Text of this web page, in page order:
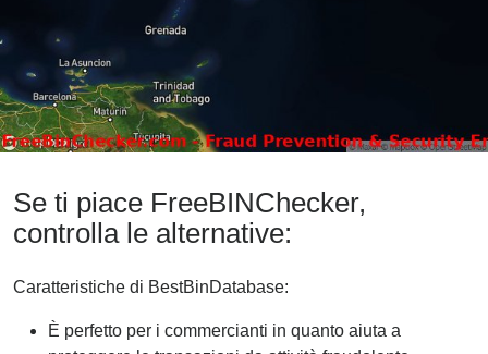
Se ti piace FreeBINChecker,
controlla le alternative:
Caratteristiche di BestBinDatabase:
È perfetto per i commercianti in quanto aiuta a